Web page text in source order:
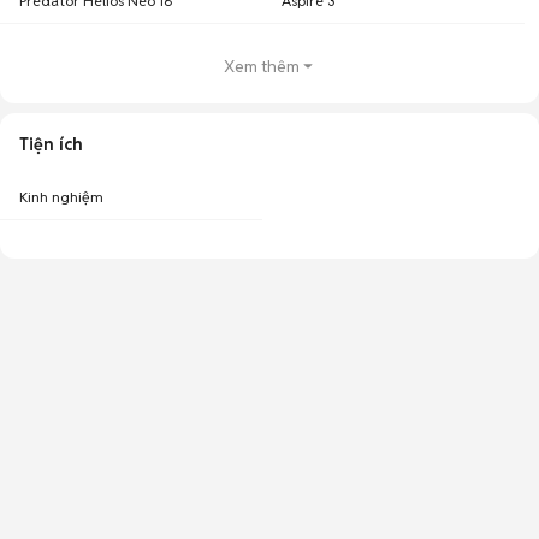
Xem thêm
Tiện ích
Kinh nghiệm